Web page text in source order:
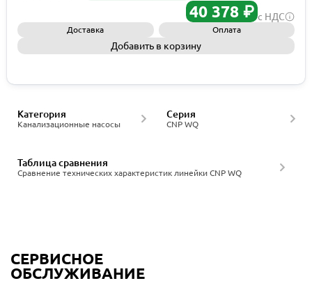
40 378 ₽ с НДС
Доставка Оплата
Добавить в корзину
Канализационные насосы
Категория
CNP WQ
Серия
Сравнение технических характеристик линейки CNP WQ
Таблица сравнения
СЕРВИСНОЕ
ОБСЛУЖИВАНИЕ